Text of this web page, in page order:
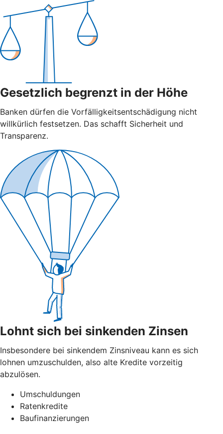
Gesetzlich begrenzt in der Höhe
Banken dürfen die Vorfälligkeitsentschädigung nicht
willkürlich festsetzen. Das schafft Sicherheit und
Transparenz.
Lohnt sich bei sinkenden Zinsen
Insbesondere bei sinkendem Zinsniveau kann es sich
lohnen umzuschulden, also alte Kredite vorzeitig
abzulösen.
Umschuldungen
Ratenkredite
Baufinanzierungen